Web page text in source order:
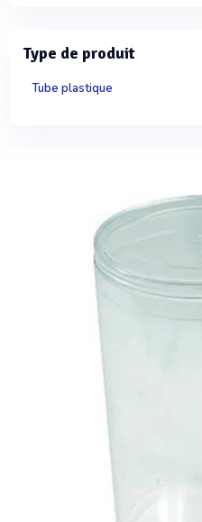
Type de produit
Tube plastique